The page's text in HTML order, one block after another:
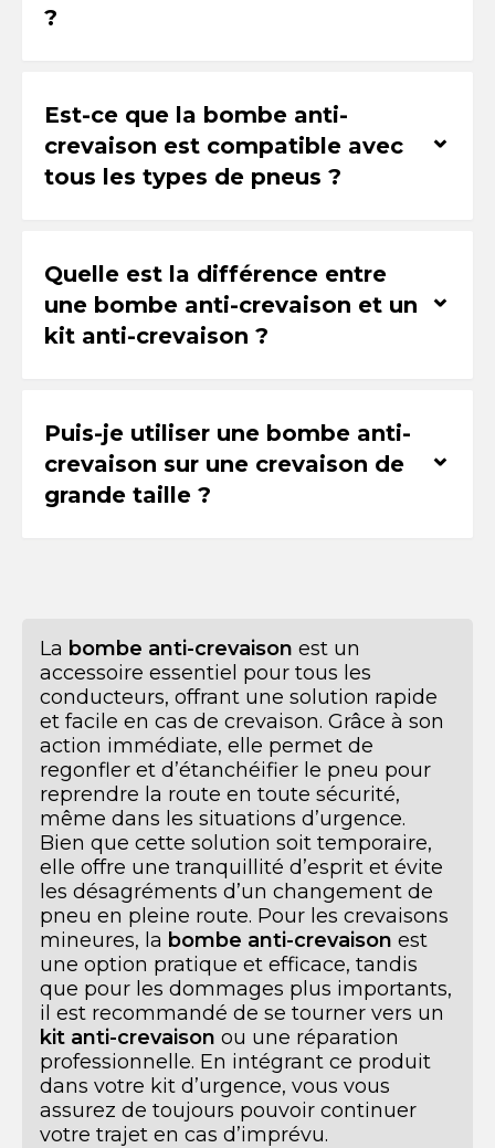
?
Est-ce que la bombe anti-
crevaison est compatible avec
tous les types de pneus ?
⌃
Quelle est la différence entre
une bombe anti-crevaison et un
kit anti-crevaison ?
⌃
Puis-je utiliser une bombe anti-
crevaison sur une crevaison de
grande taille ?
⌃
La bombe anti-crevaison est un
accessoire essentiel pour tous les
conducteurs, offrant une solution rapide
et facile en cas de crevaison. Grâce à son
action immédiate, elle permet de
regonfler et d’étanchéifier le pneu pour
reprendre la route en toute sécurité,
même dans les situations d’urgence.
Bien que cette solution soit temporaire,
elle offre une tranquillité d’esprit et évite
les désagréments d’un changement de
pneu en pleine route. Pour les crevaisons
mineures, la bombe anti-crevaison est
une option pratique et efficace, tandis
que pour les dommages plus importants,
il est recommandé de se tourner vers un
kit anti-crevaison ou une réparation
professionnelle. En intégrant ce produit
dans votre kit d’urgence, vous vous
assurez de toujours pouvoir continuer
votre trajet en cas d’imprévu.